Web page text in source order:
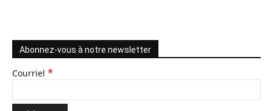
Abonnez-vous à notre newsletter
Courriel *